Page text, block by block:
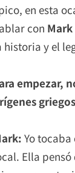
en esta
con
historia y el
empezar,
Yo
Ella